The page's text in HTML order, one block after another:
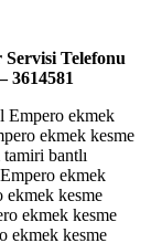
Telefonu
3614581
Empero ekmek
ekmek kesme
bantlı
ekmek
ekmek kesme
ekmek kesme
ekmek kesme